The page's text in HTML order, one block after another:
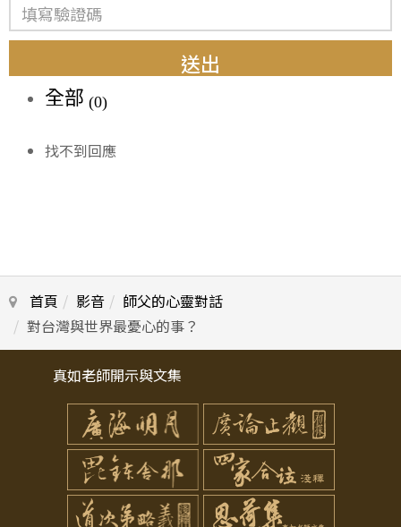
送出
全部 (0)
找不到回應
首頁 影音
師父的心靈對話
對台灣與世界最憂心的事？
真如老師開示與文集